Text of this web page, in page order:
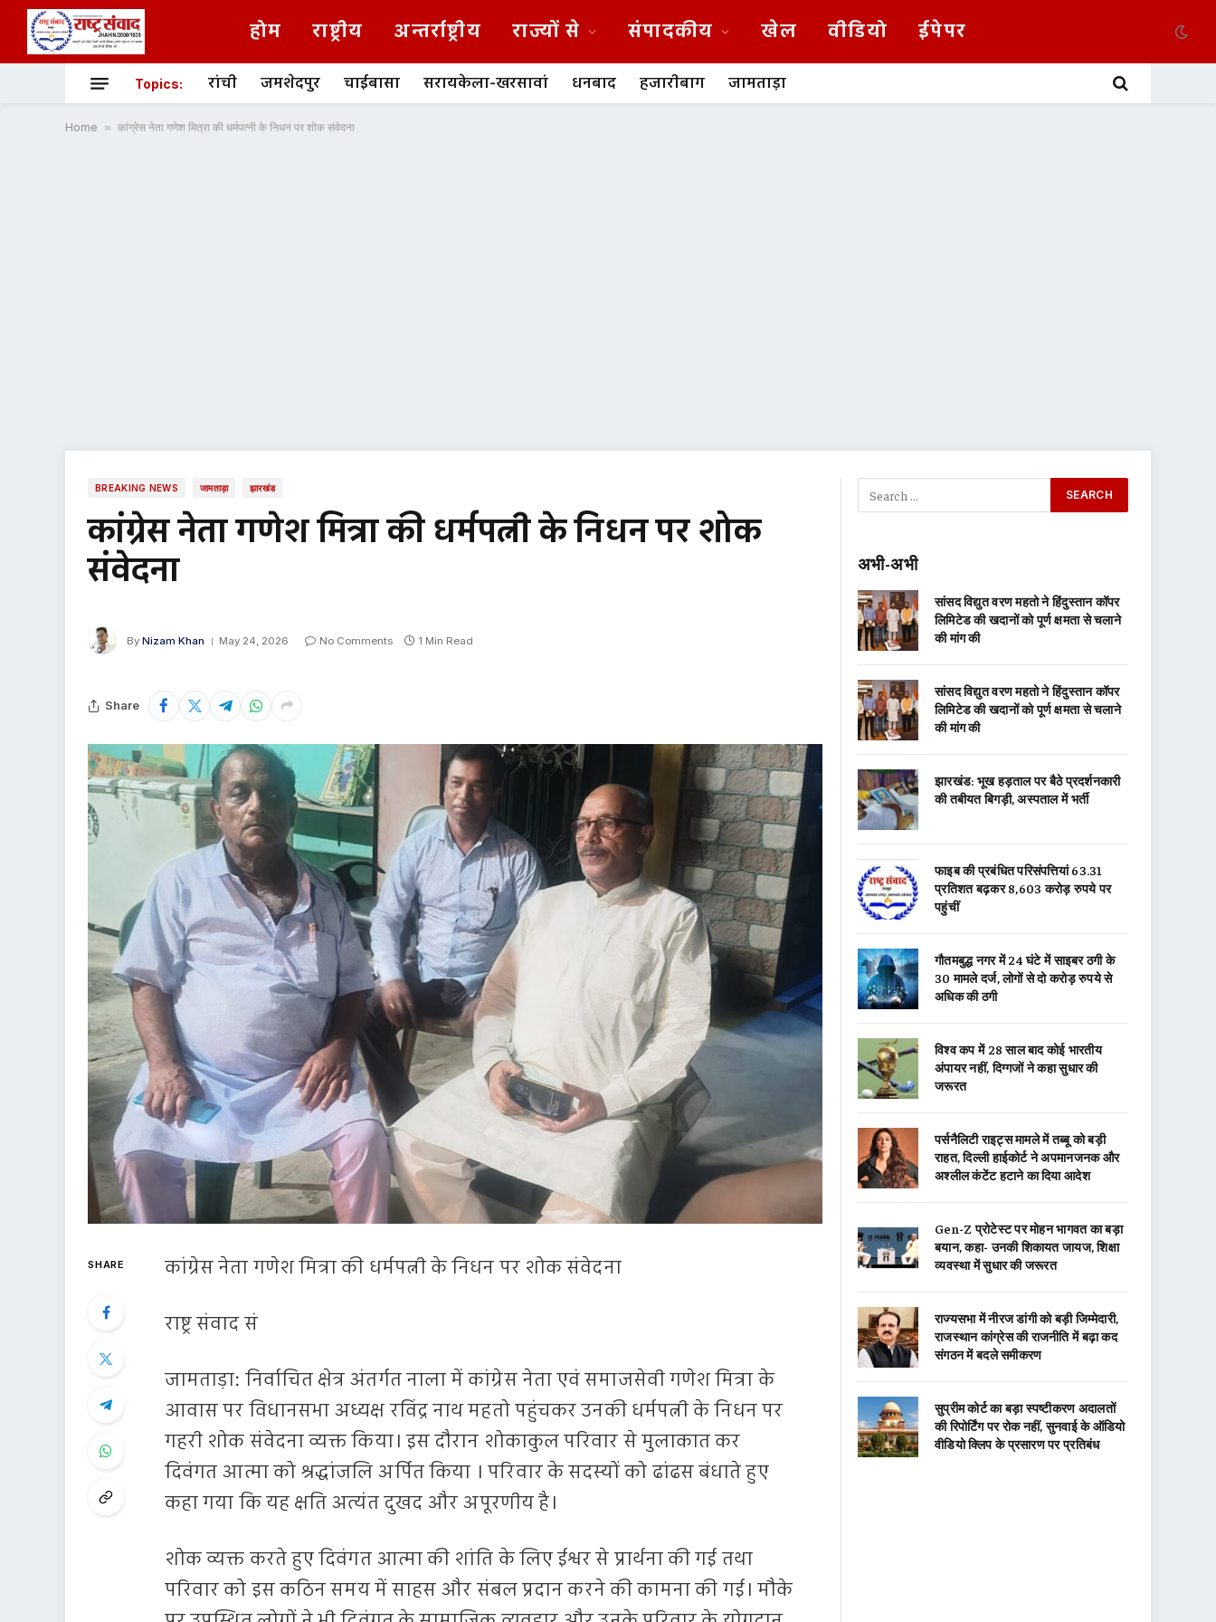
होम राष्ट्रीय अन्तर्राष्ट्रीय राज्यों से संपादकीय खेल वीडियो ईपेपर
Topics: रांची जमशेदपुर चाईबासा सरायकेला-खरसावां धनबाद हजारीबाग जामताड़ा
Home » कांग्रेस नेता गणेश मित्रा की धर्मपत्नी के निधन पर शोक संवेदना
BREAKING NEWS जामताड़ा झारखंड
कांग्रेस नेता गणेश मित्रा की धर्मपत्नी के निधन पर शोक
संवेदना
By Nizam Khan May 24, 2026 No Comments 1 Min Read
Share
SHARE कांग्रेस नेता गणेश मित्रा की धर्मपत्नी के निधन पर शोक संवेदना
राष्ट्र संवाद सं
जामताड़ा: निर्वाचित क्षेत्र अंतर्गत नाला में कांग्रेस नेता एवं समाजसेवी गणेश मित्रा के
आवास पर विधानसभा अध्यक्ष रविंद्र नाथ महतो पहुंचकर उनकी धर्मपत्नी के निधन पर
गहरी शोक संवेदना व्यक्त किया। इस दौरान शोकाकुल परिवार से मुलाकात कर
दिवंगत आत्मा को श्रद्धांजलि अर्पित किया । परिवार के सदस्यों को ढांढस बंधाते हुए
कहा गया कि यह क्षति अत्यंत दुखद और अपूरणीय है।
शोक व्यक्त करते हुए दिवंगत आत्मा की शांति के लिए ईश्वर से प्रार्थना की गई तथा
परिवार को इस कठिन समय में साहस और संबल प्रदान करने की कामना की गई। मौके
अभी-अभी
सांसद विद्युत वरण महतो ने हिंदुस्तान कॉपर
लिमिटेड की खदानों को पूर्ण क्षमता से चलाने
की मांग की
सांसद विद्युत वरण महतो ने हिंदुस्तान कॉपर
लिमिटेड की खदानों को पूर्ण क्षमता से चलाने
की मांग की
झारखंड: भूख हड़ताल पर बैठे प्रदर्शनकारी
की तबीयत बिगड़ी, अस्पताल में भर्ती
फाइब की प्रबंधित परिसंपत्तियां 63.31
प्रतिशत बढ़कर 8,603 करोड़ रुपये पर
पहुंचीं
गौतमबुद्ध नगर में 24 घंटे में साइबर ठगी के
30 मामले दर्ज, लोगों से दो करोड़ रुपये से
अधिक की ठगी
विश्व कप में 28 साल बाद कोई भारतीय
अंपायर नहीं, दिग्गजों ने कहा सुधार की
जरूरत
पर्सनैलिटी राइट्स मामले में तब्बू को बड़ी
राहत, दिल्ली हाईकोर्ट ने अपमानजनक और
अश्लील कंटेंट हटाने का दिया आदेश
Gen-Z प्रोटेस्ट पर मोहन भागवत का बड़ा
बयान, कहा- उनकी शिकायत जायज, शिक्षा
व्यवस्था में सुधार की जरूरत
राज्यसभा में नीरज डांगी को बड़ी जिम्मेदारी,
राजस्थान कांग्रेस की राजनीति में बढ़ा कद
संगठन में बदले समीकरण
सुप्रीम कोर्ट का बड़ा स्पष्टीकरण अदालतों
की रिपोर्टिंग पर रोक नहीं, सुनवाई के ऑडियो
वीडियो क्लिप के प्रसारण पर प्रतिबंध